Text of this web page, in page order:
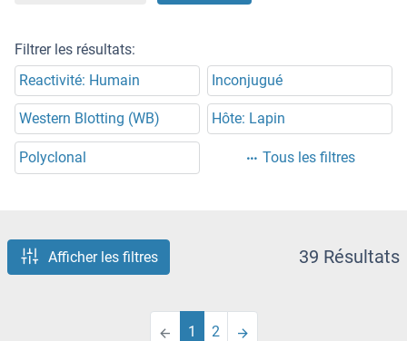
Filtrer les résultats:
Reactivité: Humain
Inconjugué
Western Blotting (WB) Hôte: Lapin
Polyclonal Tous les filtres
Afficher les filtres 39 Résultats
1 2